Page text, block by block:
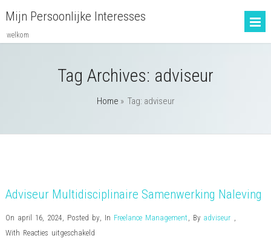
Mijn Persoonlijke Interesses
welkom
Tag Archives: adviseur
Home » Tag: adviseur
Adviseur Multidisciplinaire Samenwerking Naleving
On april 16, 2024, Posted by, In Freelance Management , By adviseur ,
With Reacties uitgeschakeldvoor